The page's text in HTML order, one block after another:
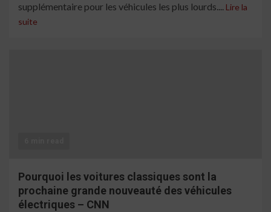
supplémentaire pour les véhicules les plus lourds.... Lire la
suite
Pourquoi les voitures classiques sont la
prochaine grande nouveauté des véhicules
électriques – CNN